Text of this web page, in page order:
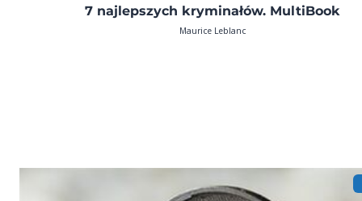
7 najlepszych kryminałów. MultiBook
Maurice Leblanc